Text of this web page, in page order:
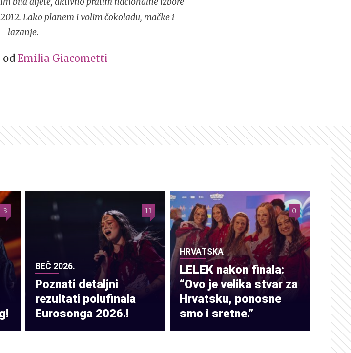
Lako planem i volim čokoladu, mačke i
lazanje.
od Emilia Giacometti
3
BEČ 2026.
Poznati detaljni
rezultati polufinala
Eurosonga 2026.!
11
HRVATSKA
LELEK nakon finala:
“Ovo je velika stvar za
Hrvatsku, ponosne
smo i sretne.”
0